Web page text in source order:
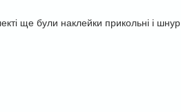
ще були наклейки прикольні і шнур